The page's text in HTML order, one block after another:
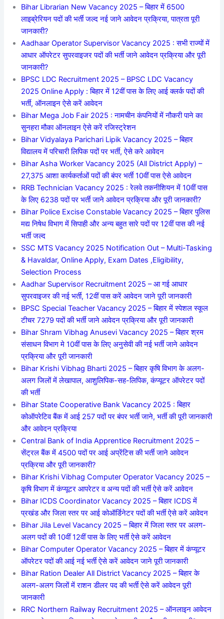
Bihar Librarian New Vacancy 2025 – बिहार में 6500
लाइब्रेरियन पदों की भर्ती जल्द नई जाने आवेदन प्रक्रिया, पात्रता पूरी
जानकारी?
Aadhaar Operator Supervisor Vacancy 2025 : सभी राज्यों में
आधार ऑपरेटर सुपरवाइजर पदों की भर्ती जाने आवेदन प्रक्रिया और पूरी
जानकारी?
BPSC LDC Recruitment 2025 – BPSC LDC Vacancy
2025 Online Apply : बिहार में 12वीं पास के लिए आई क्लर्क पदों की
भर्ती, ऑनलाइन ऐसे करें आवेदन
Bihar Mega Job Fair 2025 : नामचीन कंपनियों में नौकरी पाने का
सुनहरा मौका ऑनलाइन ऐसे करें रजिस्ट्रेशन
Bihar Vidyalaya Parichari Lipik Vacancy 2025 – बिहार
विद्यालय में परिचारी लिपिक पदों पर भर्ती, ऐसे करे आवेदन
Bihar Asha Worker Vacancy 2025 (All District Apply) –
27,375 आशा कार्यकर्ताओं पदों की बंपर भर्ती 10वीं पास ऐसे आवेदन
RRB Technician Vacancy 2025 : रेलवे तकनीशियन में 10वीं पास
के लिए 6238 पदों पर भर्ती जाने आवेदन प्रक्रिया और पूरी जानकारी?
Bihar Police Excise Constable Vacancy 2025 – बिहार पुलिस
मद्य निषेध विभाग में सिपाही और अन्य बहुत सारे पदों पर 12वीं पास की नई
भर्ती जल्द
SSC MTS Vacancy 2025 Notification Out – Multi-Tasking
& Havaldar, Online Apply, Exam Dates ,Eligibility,
Selection Process
Aadhar Supervisor Recruitment 2025 – आ गई आधार
सुपरवाइजर की नई भर्ती, 12वीं पास करें आवेदन जाने पूरी जानकारी
BPSC Special Teacher Vacancy 2025 – बिहार में स्पेशल स्कूल
टीचर 7279 पदों की भर्ती जाने आवेदन प्रक्रिया और पूरी जानकारी
Bihar Shram Vibhag Anusevi Vacancy 2025 – बिहार श्रम
संसाधन विभाग मे 10वीं पास के लिए अनुसेवी की नई भर्ती जाने आवेदन
प्रक्रिया और पूरी जानकारी
Bihar Krishi Vibhag Bharti 2025 – बिहार कृषि विभाग के अलग-
अलग जिलों में लेखापाल, आशुलिपिक-सह-लिपिक, कंप्यूटर ऑपरेटर पदों
की भर्ती
Bihar State Cooperative Bank Vacancy 2025 : बिहार
कोऑपरेटिव बैंक में आई 257 पदों पर बंपर भर्ती जाने, भर्ती की पूरी जानकारी
और आवेदन प्रक्रिया
Central Bank of India Apprentice Recruitment 2025 –
सेंट्रल बैंक में 4500 पदों पर आई अप्रेंटिस की भर्ती जाने आवेदन
प्रक्रिया और पूरी जानकारी?
Bihar Krishi Vibhag Computer Operator Vacancy 2025 –
कृषि विभाग में कंप्यूटर आपरेटर व अन्य पदों की भर्ती ऐसे करें आवेदन
Bihar ICDS Coordinator Vacancy 2025 – बिहार ICDS में
प्रखंड और जिला स्तर पर आई कोऑर्डिनेटर पदों की भर्ती ऐसे करें आवेदन
Bihar Jila Level Vacancy 2025 – बिहार में जिला स्तर पर अलग-
अलग पदों की 10वीं 12वीं पास के लिए भर्ती ऐसे करें आवेदन
Bihar Computer Operator Vacancy 2025 – बिहार में कंप्यूटर
ऑपरेटर पदों की आई नई भर्ती ऐसे करें आवेदन जाने पूरी जानकारी
Bihar Ration Dealer All District Vacancy 2025 – बिहार के
अलग-अलग जिलों में राशन डीलर पद की भर्ती ऐसे करें आवेदन पूरी
जानकारी
RRC Northern Railway Recruitment 2025 – ऑनलाइन आवेदन